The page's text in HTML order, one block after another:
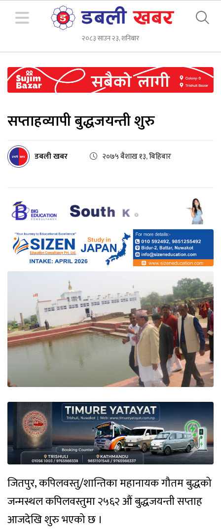
२०८३ साउन २३, शनिबार
सप्ताहव्यापी बुद्धजयन्ती शुरु
डबली खबर २०७५ बैशाख १३, बिहिबार
जितपुर, कपिलवस्तु/शान्तिका महानायक गौतम बुद्धको
जन्मस्थल कपिलवस्तुमा २५६२ औं बुद्धजयन्ती सप्ताह
आजदेखि शुरु भएको छ ।